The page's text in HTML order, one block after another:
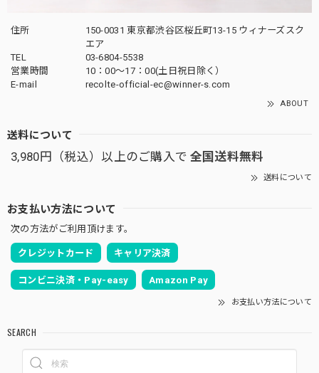
住所
150-0031 東京都渋谷区桜丘町13-15 ウィナーズスク
エア
TEL
03-6804-5538
営業時間
10：00〜17：00(土日祝日除く）
E-mail
recolte-official-ec@winner-s.com
ABOUT
送料について
3,980円（税込）以上のご購入で 全国送料無料
送料について
お支払い方法について
次の方法がご利用頂けます。
クレジットカード キャリア決済
コンビニ決済・Pay-easy Amazon Pay
お支払い方法について
SEARCH